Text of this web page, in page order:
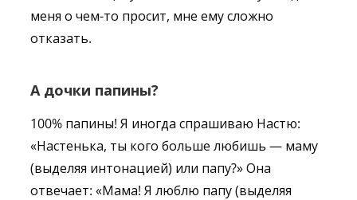
меня о чем-то просит, мне ему сложно
отказать.
А дочки папины?
100% папины! Я иногда спрашиваю Настю:
«Настенька, ты кого больше любишь — маму
(выделяя интонацией) или папу?» Она
отвечает: «Мама! Я люблю папу (выделяя